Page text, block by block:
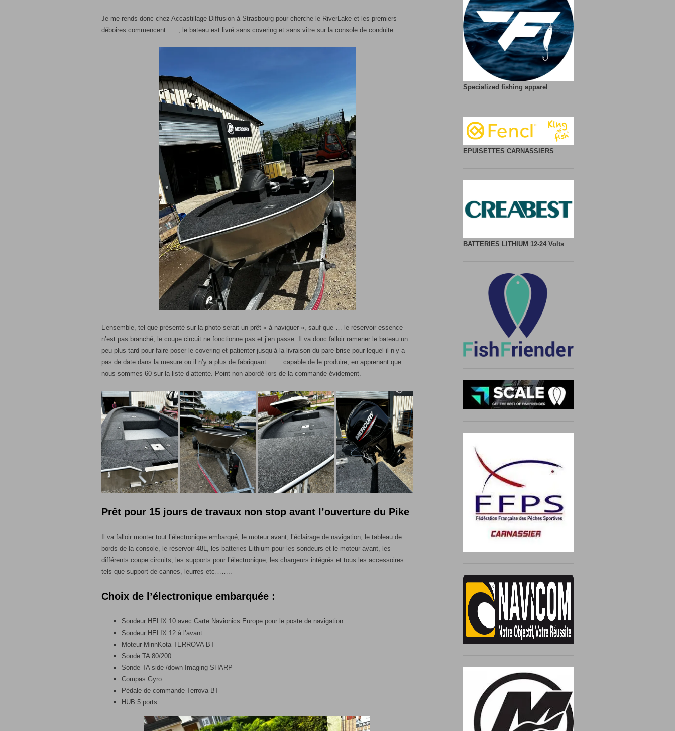
Je me rends donc chez Accastillage Diffusion à Strasbourg pour cherche le RiverLake et les premiers
déboires commencent ….., le bateau est livré sans covering et sans vitre sur la console de conduite…
L’ensemble, tel que présenté sur la photo serait un prêt « à naviguer », sauf que … le réservoir essence
n’est pas branché, le coupe circuit ne fonctionne pas et j’en passe. Il va donc falloir ramener le bateau un
peu plus tard pour faire poser le covering et patienter jusqu’à la livraison du pare brise pour lequel il n’y a
pas de date dans la mesure ou il n’y a plus de fabriquant …… capable de le produire, en apprenant que
nous sommes 60 sur la liste d’attente. Point non abordé lors de la commande évidement.
Prêt pour 15 jours de travaux non stop avant l’ouverture du Pike
Il va falloir monter tout l’électronique embarqué, le moteur avant, l’éclairage de navigation, le tableau de
bords de la console, le réservoir 48L, les batteries Lithium pour les sondeurs et le moteur avant, les
différents coupe circuits, les supports pour l’électronique, les chargeurs intégrés et tous les accessoires
tels que support de cannes, leurres etc……..
Choix de l’électronique embarquée :
Sondeur HELIX 10 avec Carte Navionics Europe pour le poste de navigation
Sondeur HELIX 12 à l’avant
Moteur MinnKota TERROVA BT
Sonde TA 80/200
Sonde TA side /down Imaging SHARP
Compas Gyro
Pédale de commande Terrova BT
HUB 5 ports
Specialized fishing apparel
EPUISETTES CARNASSIERS
BATTERIES LITHIUM 12-24 Volts